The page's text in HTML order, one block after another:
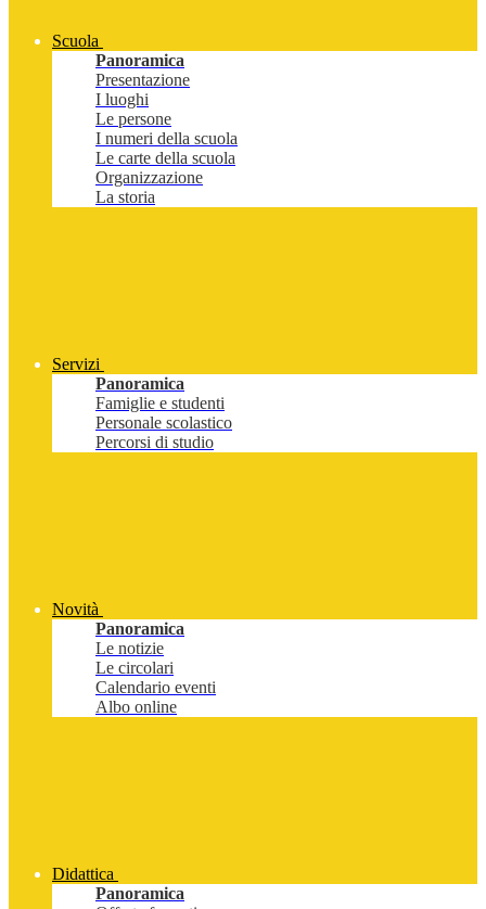
Scuola
Panoramica
Presentazione
I luoghi
Le persone
I numeri della scuola
Le carte della scuola
Organizzazione
La storia
Servizi
Panoramica
Famiglie e studenti
Personale scolastico
Percorsi di studio
Novità
Panoramica
Le notizie
Le circolari
Calendario eventi
Albo online
Didattica
Panoramica